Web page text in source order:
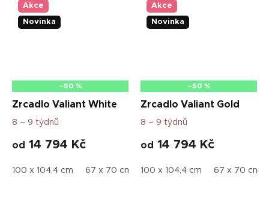
Akce
Novinka
–50 %
Zrcadlo Valiant White
8 – 9 týdnů
od 14 794 Kč
100 x 104,4 cm 67 x 70 cm 80 x 83,5 cm
Akce
Novinka
–50 %
Zrcadlo Valiant Gold
8 – 9 týdnů
od 14 794 Kč
100 x 104,4 cm 67 x 70 cm